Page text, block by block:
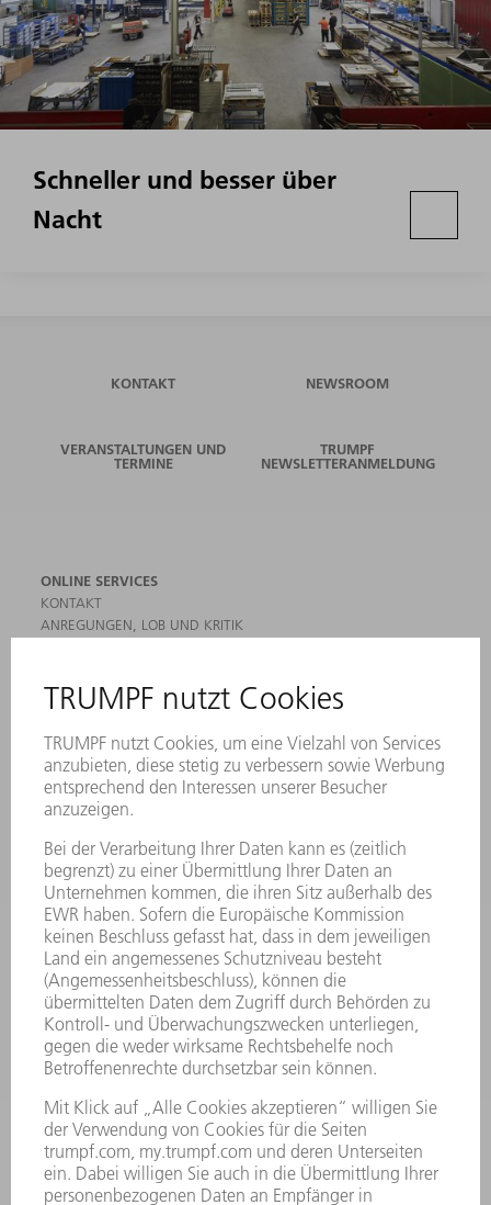
Schneller und besser über
Nacht
KONTAKT NEWSROOM
VERANSTALTUNGEN UND
TERMINE
TRUMPF
NEWSLETTERANMELDUNG
ONLINE SERVICES
KONTAKT
ANREGUNGEN, LOB UND KRITIK
NEWSLETTER-ANMELDUNG
MYTRUMPF
SICHERHEITSDATENBLÄTTER
HÄNDLERSUCHE ELEKTROWERKZEUGE
PRODUKTE
MASCHINEN & SYSTEME
LEISTUNGSELEKTRONIK
ELEKTROWERKZEUGE
SMART FACTORY
SOFTWARE
SERVICES
ANWENDUNGEN
BRANCHEN
UNTERNEHMEN
KARRIERE
STELLENANGEBOTE
UNTERNEHMENSPROFIL
GESCHÄFTSBERICHT
UNTERNEHMENSGRUNDSÄTZE
COMPLIANCE
HINWEISGEBERSYSTEM
SECURITY